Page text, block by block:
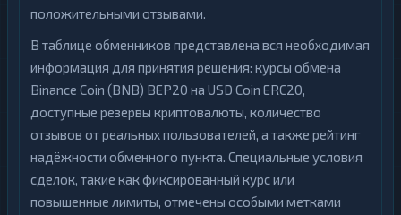
положительными отзывами.
В таблице обменников представлена вся необходимая
информация для принятия решения: курсы обмена
Binance Coin (BNB) BEP20 на USD Coin ERC20,
доступные резервы криптовалюты, количество
отзывов от реальных пользователей, а также рейтинг
надёжности обменного пункта. Специальные условия
сделок, такие как фиксированный курс или
повышенные лимиты, отмечены особыми метками